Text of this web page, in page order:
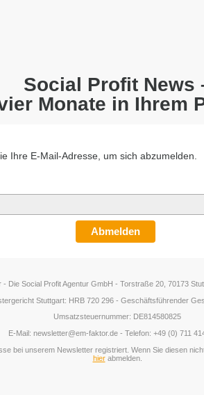
Social Profit News
Monate in Ihrem
Ihre E-Mail-Adresse, um sich abzumelden.
Abmelden
- Die Social Profit Agentur GmbH - Torstraße 20, 70173
Stuttgart: HRB 720 296 - Geschäftsführender
Umsatzsteuernummer: DE814580825
E-Mail: newsletter@em-faktor.de - Telefon: +49 (0) 711
bei unserem Newsletter registriert. Wenn Sie diesen
hierabmelden.